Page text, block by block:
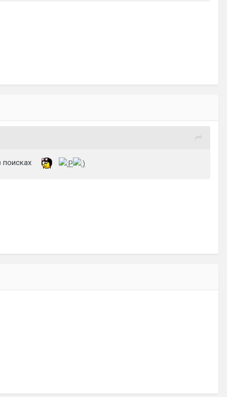
поисках